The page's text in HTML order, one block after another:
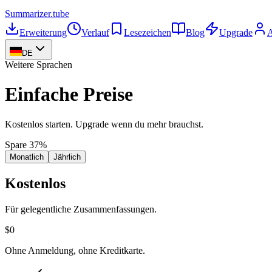
Summarizer.tube
Erweiterung
Verlauf Lesezeichen Blog Upgrade
DE
Weitere Sprachen
Einfache Preise
Kostenlos starten. Upgrade wenn du mehr brauchst.
Spare 37%
Monatlich Jährlich
Kostenlos
Für gelegentliche Zusammenfassungen.
$0
Ohne Anmeldung, ohne Kreditkarte.